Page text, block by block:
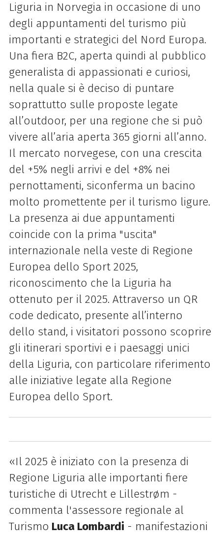
Liguria in Norvegia in occasione di uno
degli appuntamenti del turismo più
importanti e strategici del Nord Europa.
Una fiera B2C, aperta quindi al pubblico
generalista di appassionati e curiosi,
nella quale si è deciso di puntare
soprattutto sulle proposte legate
all’outdoor, per una regione che si può
vivere all’aria aperta 365 giorni all’anno.
Il mercato norvegese, con una crescita
del +5% negli arrivi e del +8% nei
pernottamenti, siconferma un bacino
molto promettente per il turismo ligure.
La presenza ai due appuntamenti
coincide con la prima "uscita"
internazionale nella veste di Regione
Europea dello Sport 2025,
riconoscimento che la Liguria ha
ottenuto per il 2025. Attraverso un QR
code dedicato, presente all’interno
dello stand, i visitatori possono scoprire
gli itinerari sportivi e i paesaggi unici
della Liguria, con particolare riferimento
alle iniziative legate alla Regione
Europea dello Sport.
«Il 2025 è iniziato con la presenza di
Regione Liguria alle importanti fiere
turistiche di Utrecht e Lillestrøm -
commenta l'assessore regionale al
Turismo Luca Lombardi - manifestazioni